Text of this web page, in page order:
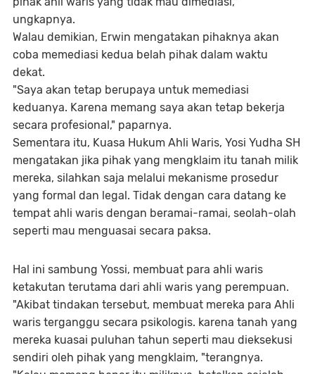
ungkapnya.
Walau demikian, Erwin mengatakan pihaknya akan
coba memediasi kedua belah pihak dalam waktu
dekat.
"Saya akan tetap berupaya untuk memediasi
keduanya. Karena memang saya akan tetap bekerja
secara profesional," paparnya.
Sementara itu, Kuasa Hukum Ahli Waris, Yosi Yudha SH
mengatakan jika pihak yang mengklaim itu tanah milik
mereka, silahkan saja melalui mekanisme prosedur
yang formal dan legal. Tidak dengan cara datang ke
tempat ahli waris dengan beramai-ramai, seolah-olah
seperti mau menguasai secara paksa.
Hal ini sambung Yossi, membuat para ahli waris
ketakutan terutama dari ahli waris yang perempuan.
"Akibat tindakan tersebut, membuat mereka para Ahli
waris terganggu secara psikologis. karena tanah yang
mereka kuasai puluhan tahun seperti mau dieksekusi
sendiri oleh pihak yang mengklaim, "terangnya.